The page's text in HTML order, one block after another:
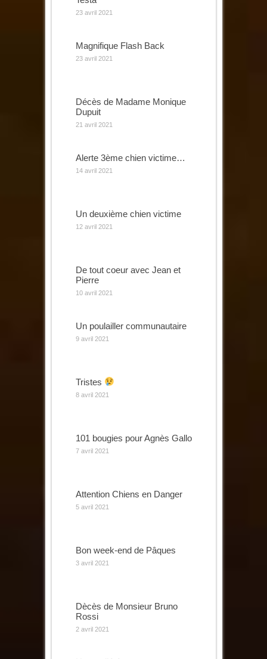
23 avril 2021
Magnifique Flash Back
23 avril 2021
Décès de Madame Monique
Dupuit
21 avril 2021
Alerte 3ème chien victime…
14 avril 2021
Un deuxième chien victime
12 avril 2021
De tout coeur avec Jean et
Pierre
10 avril 2021
Un poulailler communautaire
9 avril 2021
Tristes
8 avril 2021
101 bougies pour Agnès Gallo
7 avril 2021
Attention Chiens en Danger
5 avril 2021
Bon week-end de Pâques
3 avril 2021
Dècès de Monsieur Bruno
Rossi
2 avril 2021